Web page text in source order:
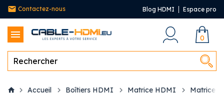
Contactez-nous Blog HDMI Espace pro
0
Accueil Boîtiers HDMI Matrice HDMI Matrice